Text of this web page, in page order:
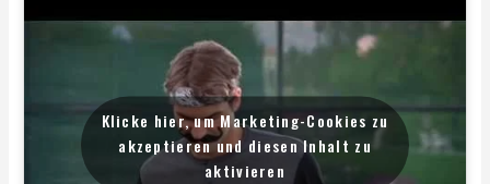
Klicke hier, um Marketing-Cookies zu
akzeptieren und diesen Inhalt zu
aktivieren